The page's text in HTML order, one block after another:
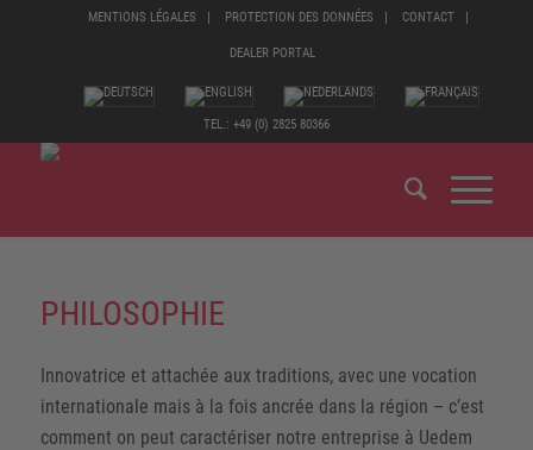
MENTIONS LÉGALES PROTECTION DES DONNÉES CONTACT
DEALER PORTAL
TEL.: +49 (0) 2825 80366
PHILOSOPHIE
Innovatrice et attachée aux traditions, avec une vocation
internationale mais à la fois ancrée dans la région – c’est
comment on peut caractériser notre entreprise à Uedem